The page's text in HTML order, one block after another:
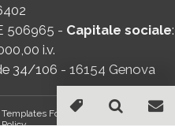
506965 - Capitale sociale:
i.v.
34/106 - 16154 Genova
Templates For Gmail - AddOn Policy|